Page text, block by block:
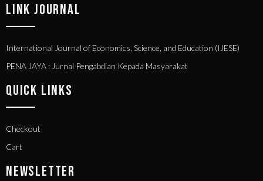
LINK JOURNAL
International Journal of Economics, Science, and Education (IJESE)
PENA JAYA : Jurnal Pengabdian Kepada Masyarakat
QUICK LINKS
Checkout
Cart
NEWSLETTER